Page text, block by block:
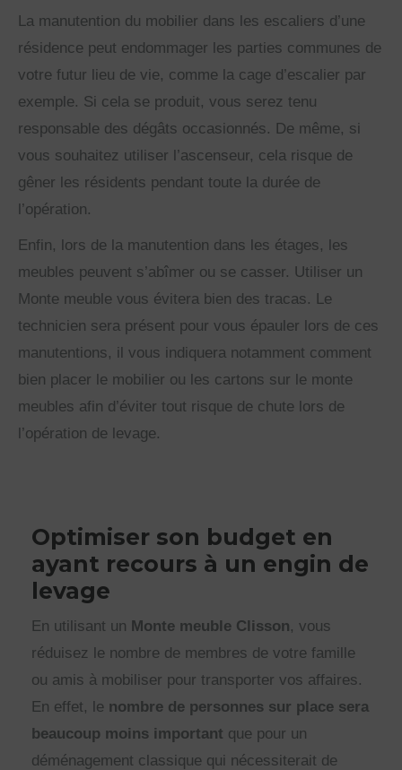
La manutention du mobilier dans les escaliers d’une
résidence peut endommager les parties communes de
votre futur lieu de vie, comme la cage d’escalier par
exemple. Si cela se produit, vous serez tenu
responsable des dégâts occasionnés. De même, si
vous souhaitez utiliser l’ascenseur, cela risque de
gêner les résidents pendant toute la durée de
l’opération.
Enfin, lors de la manutention dans les étages, les
meubles peuvent s’abîmer ou se casser. Utiliser un
Monte meuble vous évitera bien des tracas. Le
technicien sera présent pour vous épauler lors de ces
manutentions, il vous indiquera notamment comment
bien placer le mobilier ou les cartons sur le monte
meubles afin d’éviter tout risque de chute lors de
l’opération de levage.
Optimiser son budget en
ayant recours à un engin de
levage
En utilisant un Monte meuble Clisson, vous
réduisez le nombre de membres de votre famille
ou amis à mobiliser pour transporter vos affaires.
En effet, le nombre de personnes sur place sera
beaucoup moins important que pour un
déménagement classique qui nécessiterait de